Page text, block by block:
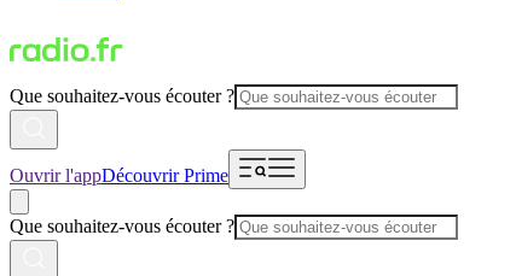
Que souhaitez-vous écouter ?
Ouvrir l'appDécouvrir Prime
Que souhaitez-vous écouter ?